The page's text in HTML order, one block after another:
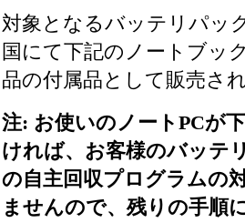
対象となるバッテリパッ
国にて下記のノートブッ
品の付属品として販売さ
注: お使いのノートPCが
ければ、お客様のバッテ
の自主回収プログラムの
ませんので、残りの手順